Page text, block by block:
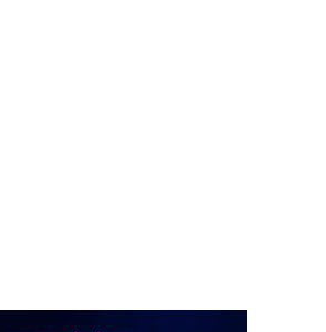
철거
유통업계 양극화 심화
식 참석
피해 없어